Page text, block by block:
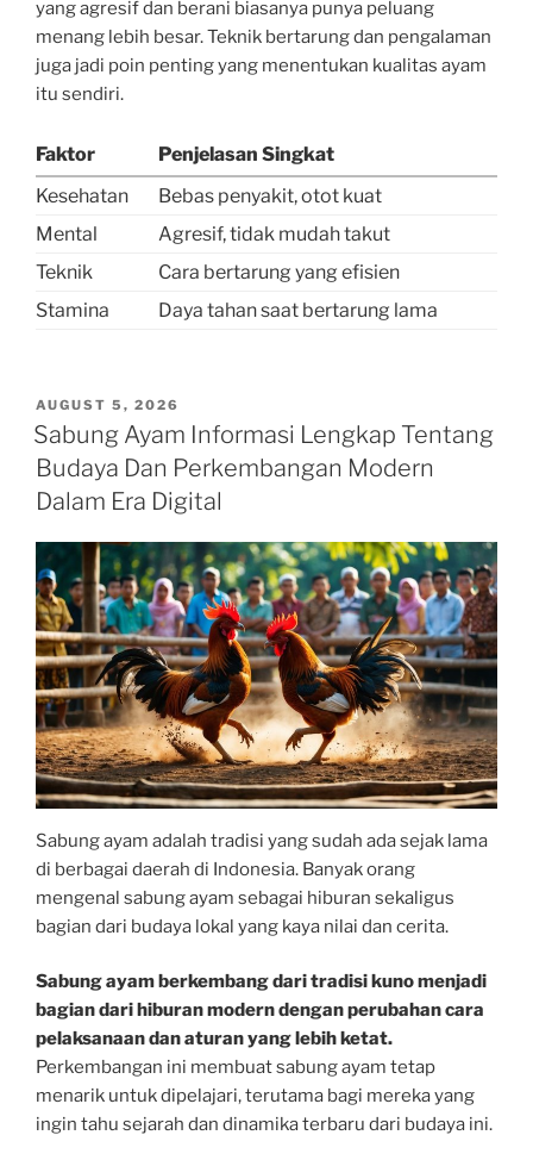
yang agresif dan berani biasanya punya peluang
menang lebih besar. Teknik bertarung dan pengalaman
juga jadi poin penting yang menentukan kualitas ayam
itu sendiri.
Faktor
Penjelasan Singkat
Kesehatan
Bebas penyakit, otot kuat
Mental
Agresif, tidak mudah takut
Teknik
Cara bertarung yang efisien
Stamina
Daya tahan saat bertarung lama
POSTED
ON
AUGUST 5, 2026
Sabung Ayam Informasi Lengkap Tentang
Budaya Dan Perkembangan Modern
Dalam Era Digital
Sabung ayam adalah tradisi yang sudah ada sejak lama
di berbagai daerah di Indonesia. Banyak orang
mengenal sabung ayam sebagai hiburan sekaligus
bagian dari budaya lokal yang kaya nilai dan cerita.
Sabung ayam berkembang dari tradisi kuno menjadi
bagian dari hiburan modern dengan perubahan cara
pelaksanaan dan aturan yang lebih ketat.
Perkembangan ini membuat sabung ayam tetap
menarik untuk dipelajari, terutama bagi mereka yang
ingin tahu sejarah dan dinamika terbaru dari budaya ini.